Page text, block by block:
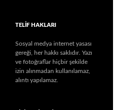
TELIF HAKLARI
Sosyal medya internet yasası
gereği, her hakkı saklıdır. Yazı
ve fotoğraflar hiçbir şekilde
izin alınmadan kullanılamaz,
alıntı yapılamaz.